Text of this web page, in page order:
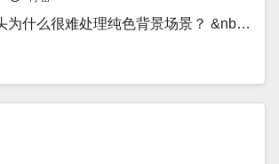
为什么很难处理纯色背景场景？ &nb…